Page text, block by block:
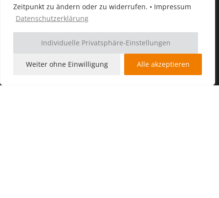
Zeitpunkt zu ändern oder zu widerrufen. • Impressum
Datenschutzerklärung
Individuelle Privatsphäre-Einstellungen
Weiter ohne Einwilligung Alle akzeptieren